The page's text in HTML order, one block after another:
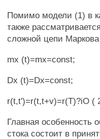
Помимо модели (1) в
также
сложной цепи
mx (t)=mx=const;
Dx (t)=Dx=const;
r(t,t')=r(t,t+v)=r(T)?iO (
Главная особенность
стока состоит в